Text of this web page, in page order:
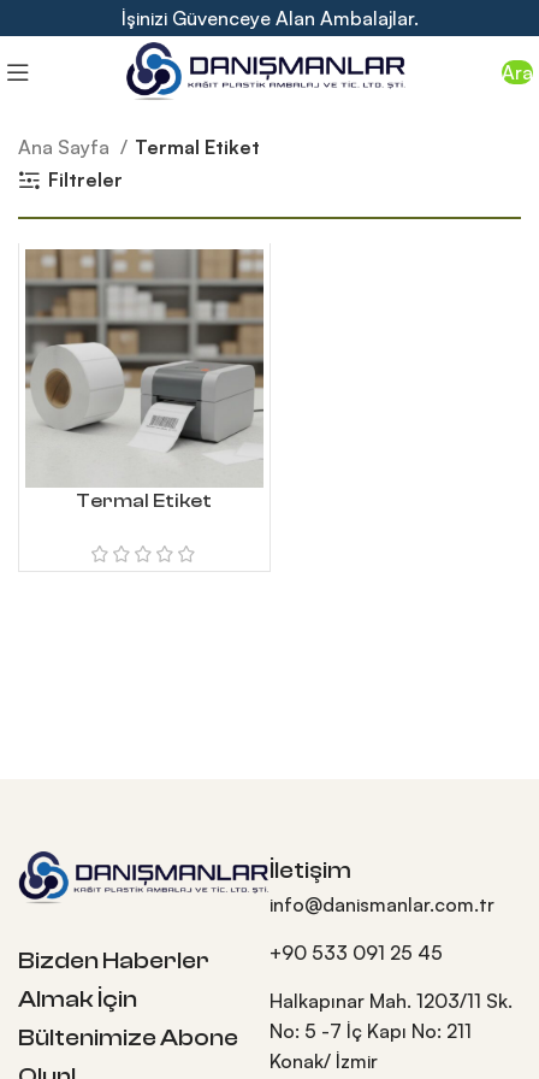
İşinizi Güvenceye Alan Ambalajlar.
Ara
Ana Sayfa
Termal Etiket
Filtreler
Termal Etiket
Bizden Haberler
Almak İçin
Bültenimize Abone
İletişim
info@danismanlar.com.tr
+90 533 091 25 45
Halkapınar Mah. 1203/11 Sk.
No: 5 -7 İç Kapı No: 211
Konak/ İzmir